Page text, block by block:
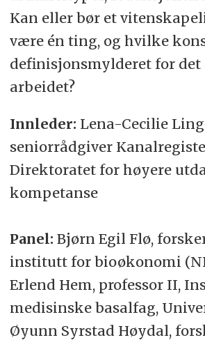
Kan eller bør et
være én ting, og hvilke
definisjonsmylderet for
arbeidet?
Innleder: Lena-Cecilie
seniorrådgiver
Direktoratet for høyere
kompetanse
Panel: Bjørn Egil Flø,
institutt for bioøkonomi
Erlend Hem, professor II,
medisinske basalfag,
Øyunn Syrstad Høydal,